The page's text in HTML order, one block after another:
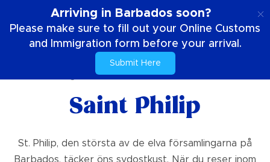
Arriving in Barbados soon?
Please make sure to fill out your Online Customs
and Immigration form before your arrival.
Submit Here
Saint Philip
St. Philip, den största av de elva församlingarna på
Barbados, täcker öns sydostkust. När du reser inom